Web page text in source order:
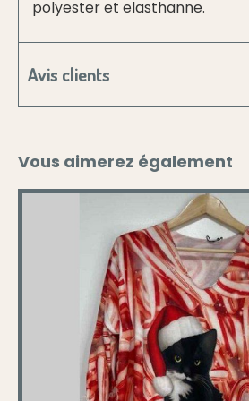
polyester et elasthanne.
Avis clients
Vous aimerez également